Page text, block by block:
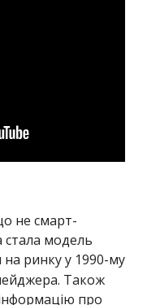
не смарт-
стала модель
на ринку у 1990-му
Також
про